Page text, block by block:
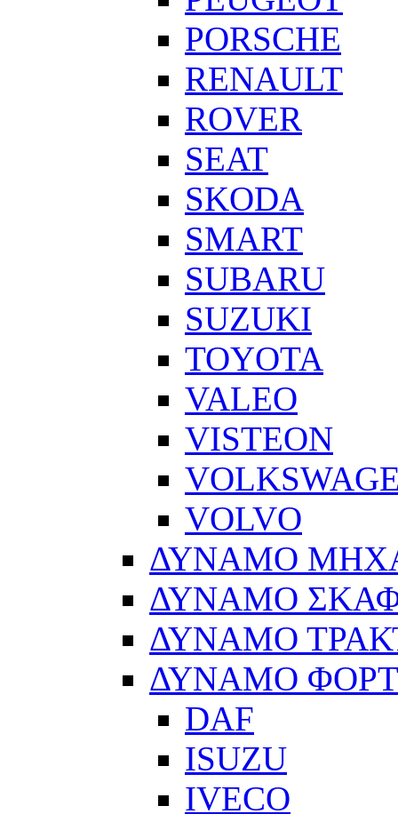
PORSCHE
RENAULT
ROVER
SEAT
SKODA
SMART
SUBARU
SUZUKI
TOYOTA
VALEO
VISTEON
VOLVO
ΔΥΝΑΜΟ
ΔΥΝΑΜΟ
ΔΥΝΑΜΟ
ΔΥΝΑΜΟ
DAF
ISUZU
IVECO